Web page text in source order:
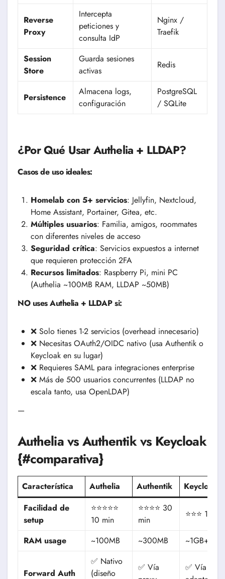
Reverse
Proxy
Intercepta
peticiones y
consulta IdP
Nginx /
Traefik
Session
Store
Guarda sesiones
activas
Redis
Persistence
Almacena logs,
configuración
PostgreSQL
/ SQLite
¿Por Qué Usar Authelia + LLDAP?
Casos de uso ideales:
Homelab con 5+ servicios: Jellyfin, Nextcloud,
Home Assistant, Portainer, Gitea, etc.
Múltiples usuarios: Familia, amigos, roommates
con diferentes niveles de acceso
Seguridad crítica: Servicios expuestos a internet
que requieren protección 2FA
Recursos limitados: Raspberry Pi, mini PC
(Authelia ~100MB RAM, LLDAP ~50MB)
NO uses Authelia + LLDAP si:
❌ Solo tienes 1-2 servicios (overhead innecesario)
❌ Necesitas OAuth2/OIDC nativo (usa Authentik o
Keycloak en su lugar)
❌ Requieres SAML para integraciones enterprise
❌ Más de 500 usuarios concurrentes (LLDAP no
escala tanto, usa OpenLDAP)
—
Authelia vs Authentik vs Keycloak
{#comparativa}
Característica Authelia Authentik
Keycloak
Facilidad de
setup
⭐⭐⭐⭐⭐
10 min
⭐⭐⭐⭐ 30
min
⭐⭐⭐ 1-2h
RAM usage ~100MB ~300MB ~1GB+
Forward Auth
✅ Nativo
(diseño
✅ Vía
✅ Vía